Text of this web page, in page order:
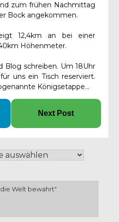
zum frühen Nachmittag
Bock angekommen.
12,4km an bei einer
Höhenmeter.
Blog schreiben. Um 18Uhr
uns ein Tisch reserviert.
Königsetappe…
Next Post
Welt bewahrt"